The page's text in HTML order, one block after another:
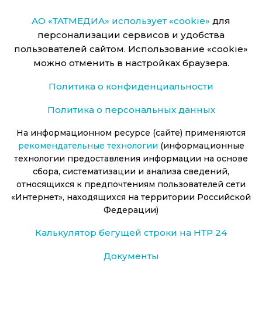
АО «ТАТМЕДИА» использует «cookie» для
персонализации сервисов и удобства
пользователей сайтом. Использование «cookie»
можно отменить в настройках браузера.
Политика о конфиденциальности
Политика о персональных данных
На информационном ресурсе (сайте) применяются
рекомендательные технологии (информационные
технологии предоставления информации на основе
сбора, систематизации и анализа сведений,
относящихся к предпочтениям пользователей сети
«Интернет», находящихся на территории Российской
Федерации)
Калькулятор бегущей строки на НТР 24
Документы